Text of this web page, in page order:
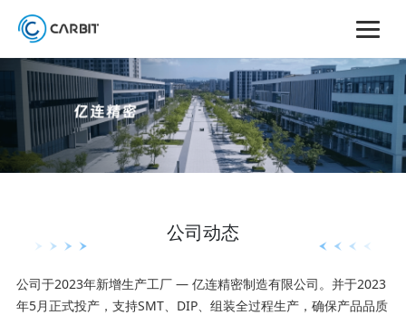
公司动态
公司于2023年新增生产工厂 — 亿连精密制造有限公司。并于2023
年5月正式投产，支持SMT、DIP、组装全过程生产，确保产品品质